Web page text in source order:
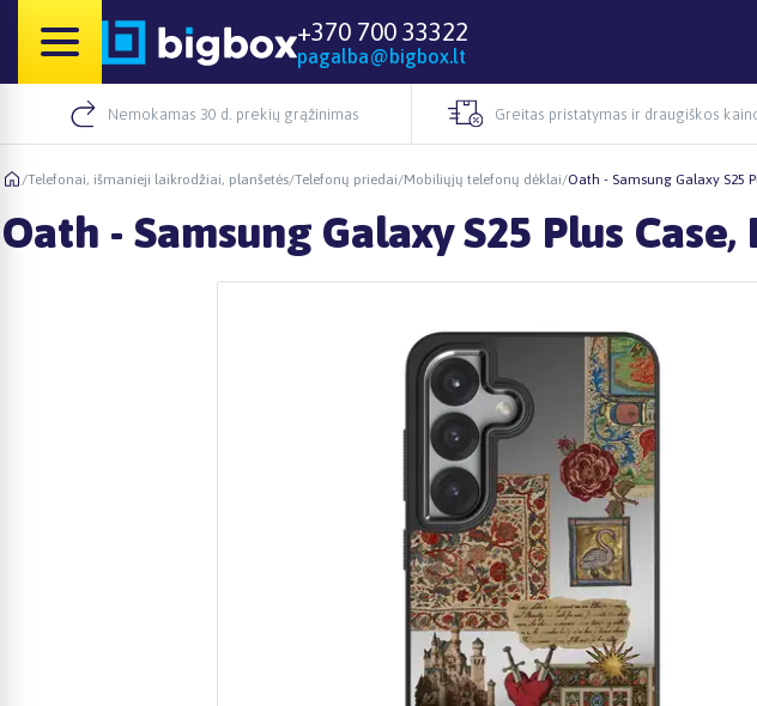
+370 700 33322
pagalba@bigbox.lt
Nemokamas 30 d. prekių grąžinimas Greitas pristatymas ir draugiškos
/Telefonai, išmanieji laikrodžiai, planšetės/Telefonų priedai/Mobiliųjų telefonų dėklai/Oath - Samsung Galaxy S25
Oath - Samsung Galaxy S25 Plus